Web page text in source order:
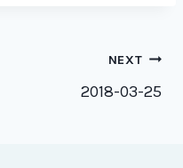
NEXT
2018-03-25